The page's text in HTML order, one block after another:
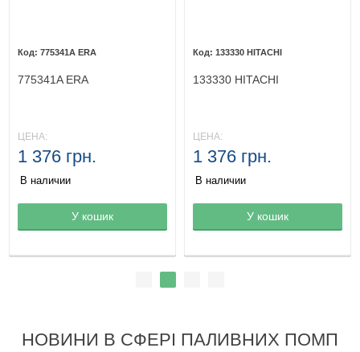
Товар в корзине
775341A ERA
775341A ERA
ЦЕНА:
1 376 грн.
В наличии
У кошик Товар в корзине
133330 HITACHI
133330 HITACHI
ЦЕНА:
1 376 грн.
В наличии
У кошик
НОВИНИ В СФЕРІ ПАЛИВНИХ ПОМП